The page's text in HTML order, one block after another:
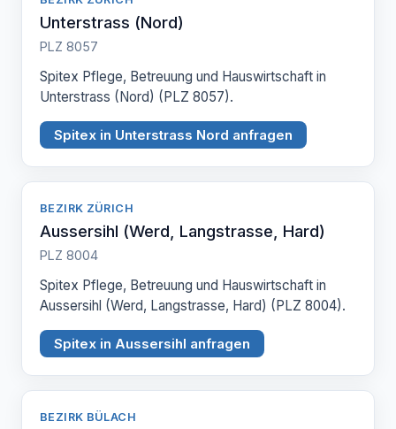
Unterstrass (Nord)
PLZ 8057
Spitex Pflege, Betreuung und Hauswirtschaft in
Unterstrass (Nord) (PLZ 8057).
Spitex in Unterstrass Nord anfragen
BEZIRK ZÜRICH
Aussersihl (Werd, Langstrasse, Hard)
PLZ 8004
Spitex Pflege, Betreuung und Hauswirtschaft in
Aussersihl (Werd, Langstrasse, Hard) (PLZ 8004).
Spitex in Aussersihl anfragen
BEZIRK BÜLACH